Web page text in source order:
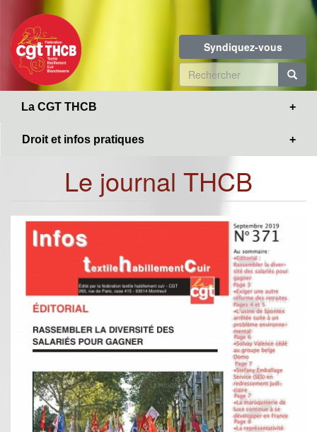
contenu
principal
Syndiquez-vous
Formulaire
de
La CGT THCB
Droit et infos pratiques
Le journal THCB